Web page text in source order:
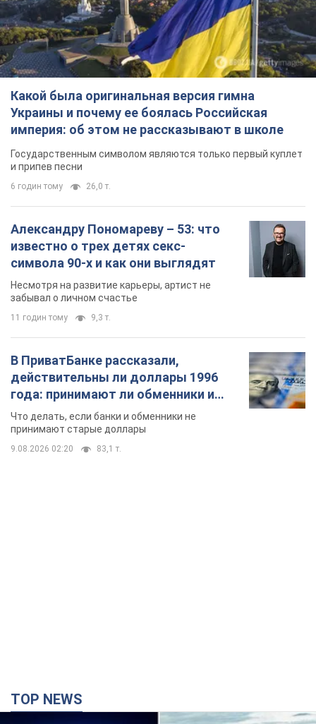
Какой была оригинальная версия гимна
Украины и почему ее боялась Российская
империя: об этом не рассказывают в школе
Государственным символом являются только первый куплет
и припев песни
6 годин тому 26,0 т.
Александру Пономареву – 53: что
известно о трех детях секс-
символа 90-х и как они выглядят
Несмотря на развитие карьеры, артист не
забывал о личном счастье
11 годин тому 9,3 т.
В ПриватБанке рассказали,
действительны ли доллары 1996
года: принимают ли обменники и
банки такие купюры
Что делать, если банки и обменники не
принимают старые доллары
9.08.2026 02:20 83,1 т.
TOP NEWS